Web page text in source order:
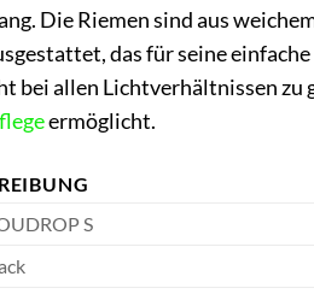
Die Riemen sind aus
das für seine
bei allen Lichtverhältnissen
ermöglicht.
S